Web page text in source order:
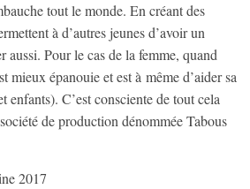
tout le monde. En créant des
à d’autres jeunes d’avoir un
aussi. Pour le cas de la femme, quand
mieux épanouie et est à même d’aider sa
enfants). C’est consciente de tout cela
de production dénommée Tabous
2017